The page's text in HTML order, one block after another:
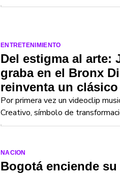
ENTRETENIMIENTO
Del estigma al arte:
graba en el Bronx
reinventa un
Por primera vez un videoclip
Creativo, símbolo de
NACION
Bogotá enciende